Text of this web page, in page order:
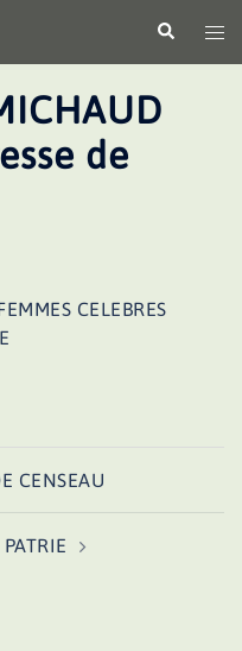
le
de
CELEBRES
CENSEAU